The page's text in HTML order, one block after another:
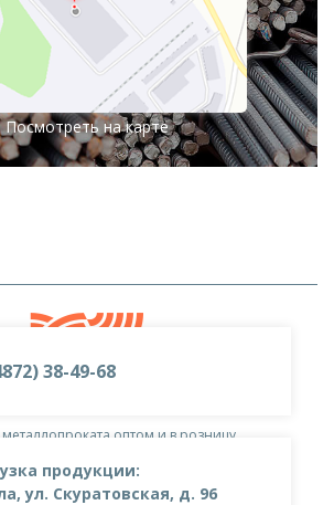
Посмотреть на карте
38-49-68
продукции:
ул. Скуратовская, д. 96
оптом и в розницу